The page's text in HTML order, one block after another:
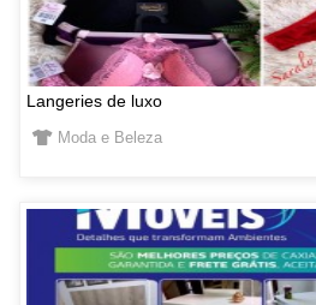
Langeries de luxo
Moda e Beleza